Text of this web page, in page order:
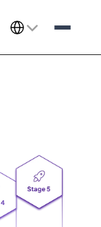
Select Language